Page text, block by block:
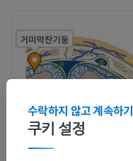
쿠키 설정
수락하지 않고 계속하기